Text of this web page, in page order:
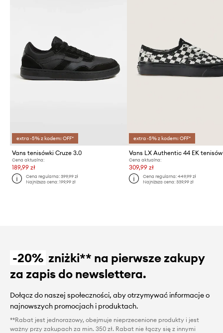
extra -5% z kodem: OFF*
Vans tenisówki Cruze 3.0
Cena aktualna:
189,99 zł
Cena regularna:399,99 zł
Najniższa cena:199,99 zł
extra -5% z kodem: OFF*
Vans LX Authentic 44 EK
Cena aktualna:
309,99 zł
Cena regularna: 449,99 zł
Najniższa cena: 339,99 zł
-20% zniżki** na pierwsze zakupy
za zapis do newslettera.
Dołącz do naszej społeczności, aby otrzymywać informacje o
najnowszych promocjach i produktach.
**Rabat jest jednorazowy, obejmuje nieprzecenione produkty i jest
ważny przy zakupach za min. 350 zł. Rabat nie łączy się z innymi